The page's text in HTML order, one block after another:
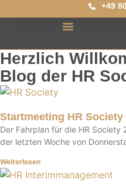
+49
Herzlich
Blog der HR
Startmeeting HR Society
Der Fahrplan für die HR
der letzten Woche von
Weiterlesen